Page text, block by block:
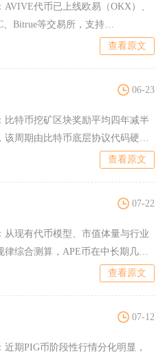
AVIVE代币已上线欧易（OKX）、
、Bitrue等交易所，支持
查看原文
06-23
比特币挖矿区块奖励平均四年减半
该周期由比特币底层协议代码硬性
查看原文
07-22
从现有代币模型、市值体量与行业
律综合测算，APE币在中长期几乎
查看原文
07-12
近期PIG币阶段性行情分化明显，